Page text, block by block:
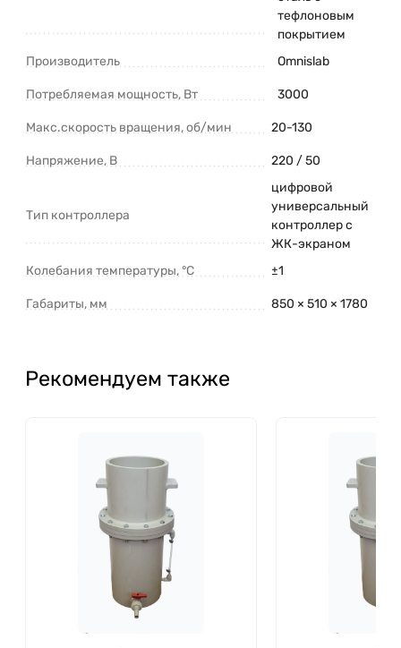
тефлоновым
покрытием
Производитель
Omnislab
Потребляемая мощность, Вт 3000
Макс.скорость вращения, об/мин 20-130
Напряжение, В 220 / 50
Тип контроллера
цифровой
универсальный
контроллер с
ЖК-экраном
Колебания температуры, °С
±1
Габариты, мм 850 × 510 × 1780
Рекомендуем также